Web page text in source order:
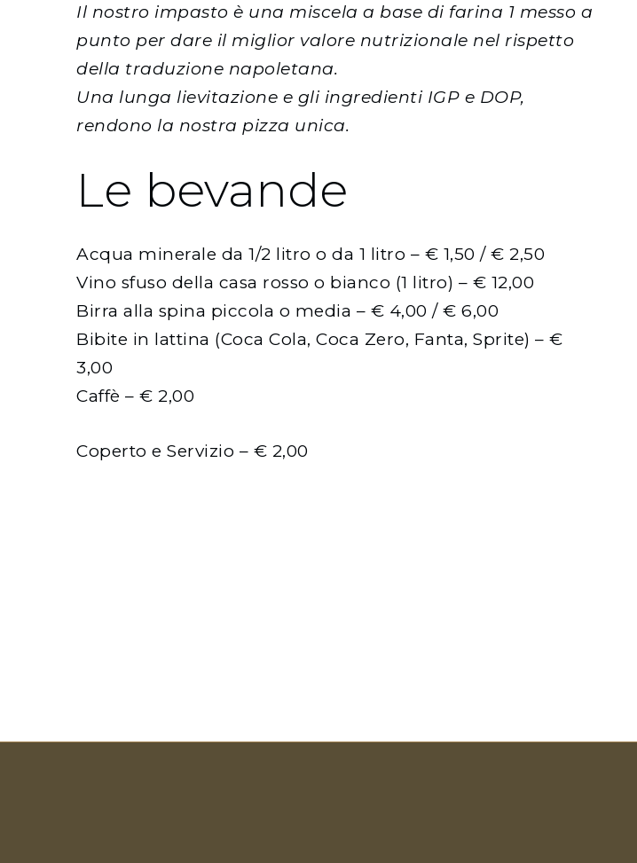
Il nostro impasto è una miscela a base di farina 1 messo a
punto per dare il miglior valore nutrizionale nel rispetto
della traduzione napoletana.
Una lunga lievitazione e gli ingredienti IGP e DOP,
rendono la nostra pizza unica.
Le bevande
Acqua minerale da 1/2 litro o da 1 litro – € 1,50 / € 2,50
Vino sfuso della casa rosso o bianco (1 litro) – € 12,00
Birra alla spina piccola o media – € 4,00 / € 6,00
Bibite in lattina (Coca Cola, Coca Zero, Fanta, Sprite) – €
3,00
Caffè – € 2,00
Coperto e Servizio – € 2,00